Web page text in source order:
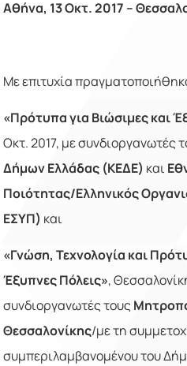
Αθήνα, 13 Οκτ. 2017 –
Με επιτυχία
«Πρότυπα για Βιώσιμες και
Οκτ. 2017, με συνδιοργανωτές
Δήμων Ελλάδας (ΚΕΔΕ) και
Ποιότητας/Ελληνικός
ΕΣΥΠ) και
«Γνώση, Τεχνολογία και
Έξυπνες Πόλεις»,
συνδιοργανωτές τους
Θεσσαλονίκης/με τη
συμπεριλαμβανομένου του